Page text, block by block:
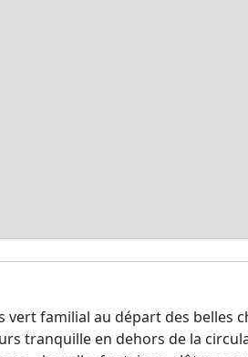
vert familial au départ des belles
tranquille en dehors de la